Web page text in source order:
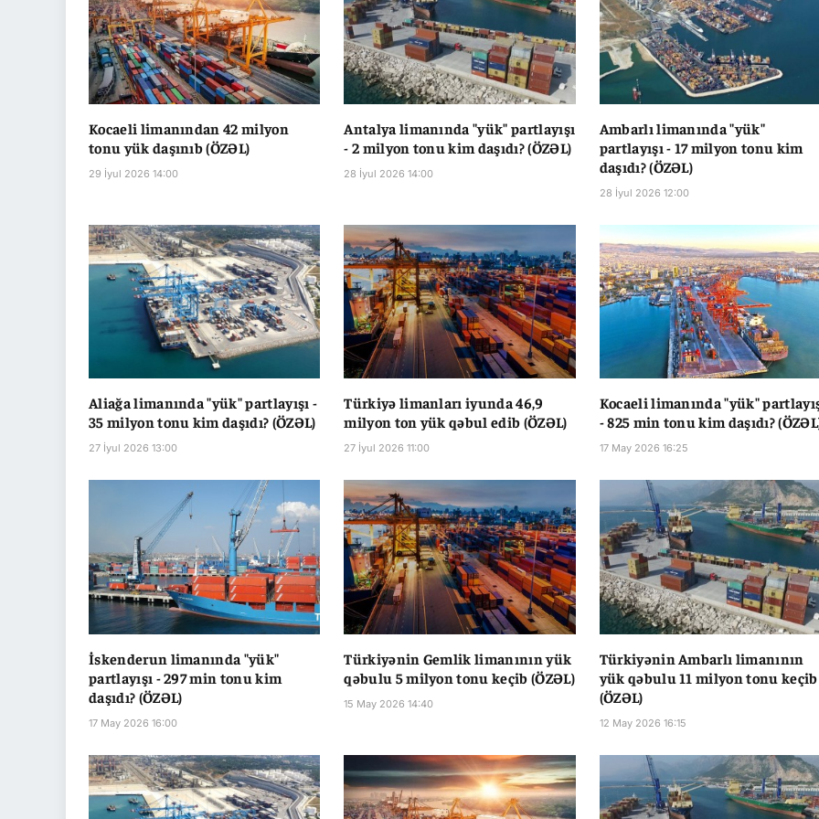
Kocaeli limanından 42 milyon
tonu yük daşınıb (ÖZƏL)
29 İyul 2026 14:00
Antalya limanında "yük" partlayışı
- 2 milyon tonu kim daşıdı? (ÖZƏL)
28 İyul 2026 14:00
Ambarlı limanında "yük"
partlayışı - 17 milyon tonu kim
daşıdı? (ÖZƏL)
28 İyul 2026 12:00
Aliağa limanında "yük" partlayışı -
35 milyon tonu kim daşıdı? (ÖZƏL)
27 İyul 2026 13:00
Türkiyə limanları iyunda 46,9
milyon ton yük qəbul edib (ÖZƏL)
27 İyul 2026 11:00
Kocaeli limanında "yük"
- 825 min tonu kim daşıdı?
17 May 2026 16:25
İskenderun limanında "yük"
partlayışı - 297 min tonu kim
daşıdı? (ÖZƏL)
17 May 2026 16:00
Türkiyənin Gemlik limanının yük
qəbulu 5 milyon tonu keçib (ÖZƏL)
15 May 2026 14:40
Türkiyənin Ambarlı limanının
yük qəbulu 11 milyon tonu keçib
(ÖZƏL)
12 May 2026 16:15